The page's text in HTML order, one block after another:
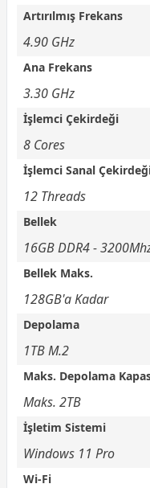
Artırılmış Frekans
4.90 GHz
Ana Frekans
3.30 GHz
İşlemci Çekirdeği
8 Cores
İşlemci Sanal
12 Threads
Bellek
16GB DDR4 -
Bellek Maks.
128GB'a Kadar
Depolama
1TB M.2
Maks. Depolama
Maks. 2TB
İşletim Sistemi
Windows 11 Pro
Wi-Fi